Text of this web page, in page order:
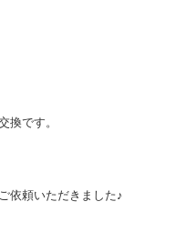
換です。
依頼いただきました♪